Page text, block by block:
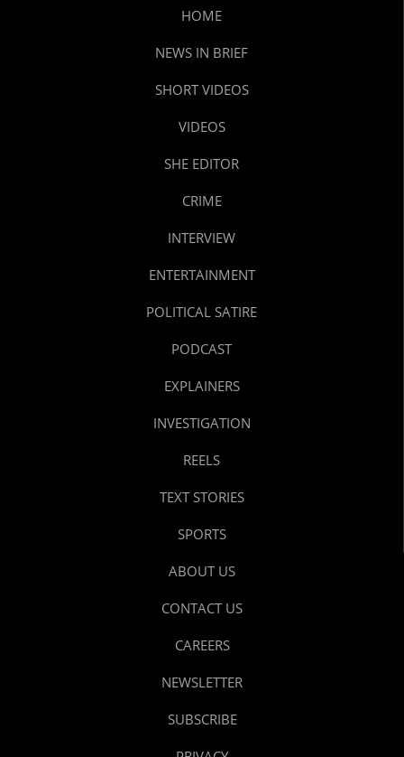
HOME
NEWS IN BRIEF
SHORT VIDEOS
VIDEOS
SHE EDITOR
CRIME
INTERVIEW
ENTERTAINMENT
POLITICAL SATIRE
PODCAST
EXPLAINERS
INVESTIGATION
REELS
TEXT STORIES
SPORTS
ABOUT US
CONTACT US
CAREERS
NEWSLETTER
SUBSCRIBE